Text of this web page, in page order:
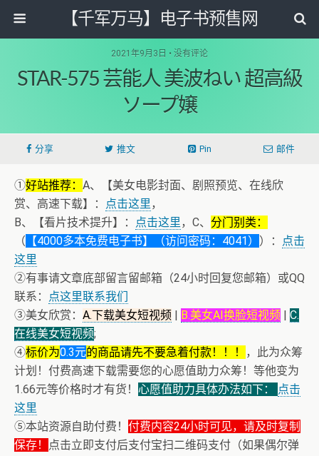
【千军万马】电子书预售网
2021年9月3日 • 没有评论
STAR-575 芸能人 美波ねい 超高級
ソープ嬢
分享 推文 Pin 邮件
①好站推荐： A、【美女电影封面、剧照预览、在线欣
赏、高速下载】：
点击这里，
B、【看片技术提升】：
点击这里，C、 分门别类：
（ 【4000多本免费电子书】（访问密码：4041） ）：
点击
这里
②有事请文章底部留言留邮箱（24小时回复您邮箱）或QQ
联系：
点这里联系我们
③美女欣赏： A.下载美女短视频 | B.美女AI换脸短视频 | C.
在线美女短视频;
④标价为0.3元的商品请先不要急着付款！！！
，此为众筹
计划！付费高速下载需要您的心愿值助力众筹！等他变为
1.66元等价格时才有货！ 心愿值助力具体办法如下：
点击
这里
⑤本站资源自助付费！ 付费内容24小时可见，请及时复制
保存！
点击立即支付后支付宝扫二维码支付（如果偶尔弹